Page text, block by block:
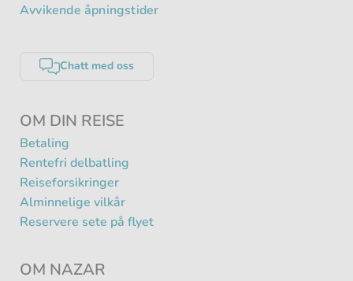
OM DIN REISE
Betaling
Rentefri delbatling
Reiseforsikringer
Alminnelige vilkår
Reservere sete på flyet
OM NAZAR
Avvikende åpningstider
Chatt med oss